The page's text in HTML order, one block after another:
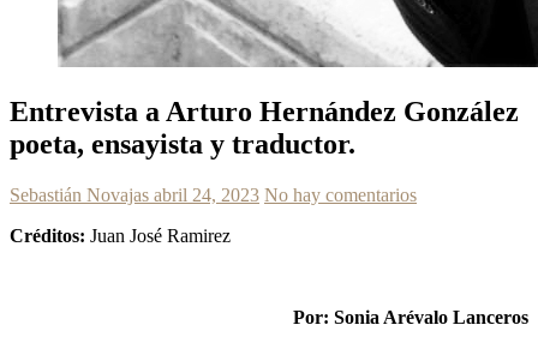
Entrevista a Arturo Hernández González
poeta, ensayista y traductor.
Sebastián Novajas abril 24, 2023 No hay comentarios
Créditos: Juan José Ramirez
Por: Sonia Arévalo Lanceros